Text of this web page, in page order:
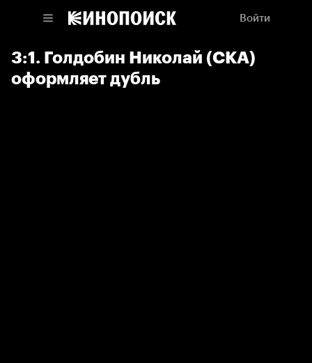
Войти
3:1. Голдобин Николай (СКА)
оформляет дубль